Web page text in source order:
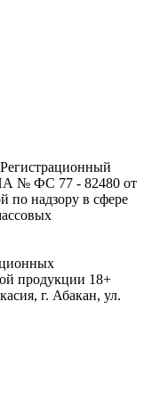
№ ФС 77 - 82480 от
по надзору в сфере
продукции 18+
г. Абакан, ул.